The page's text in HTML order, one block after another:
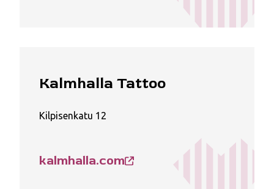
Kalmhalla Tattoo
Kilpisenkatu 12
kalmhalla.com